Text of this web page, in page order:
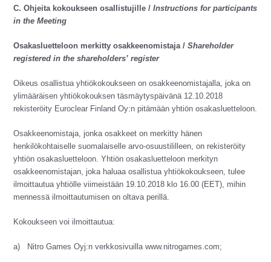
C. Ohjeita kokoukseen osallistujille /Instructions for participants
in the Meeting
Osakasluetteloon merkitty osakkeenomistaja /Shareholder
registered in the shareholders’ register
Oikeus osallistua yhtiökokoukseen on osakkeenomistajalla, joka on
ylimääräisen yhtiökokouksen täsmäytyspäivänä 12.10.2018
rekisteröity Euroclear Finland Oy:n pitämään yhtiön osakasluetteloon.
Osakkeenomistaja, jonka osakkeet on merkitty hänen
henkilökohtaiselle suomalaiselle arvo-osuustililleen, on rekisteröity
yhtiön osakasluetteloon. Yhtiön osakasluetteloon merkityn
osakkeenomistajan, joka haluaa osallistua yhtiökokoukseen, tulee
ilmoittautua yhtiölle viimeistään 19.10.2018 klo 16.00 (EET), mihin
mennessä ilmoittautumisen on oltava perillä.
Kokoukseen voi ilmoittautua:
a) Nitro Games Oyj:n verkkosivuilla www.nitrogames.com;